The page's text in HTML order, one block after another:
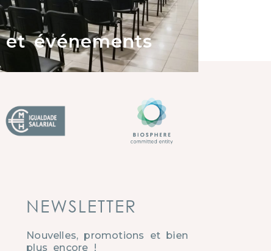
et événements
NEWSLETTER
Nouvelles, promotions et bien
plus encore !